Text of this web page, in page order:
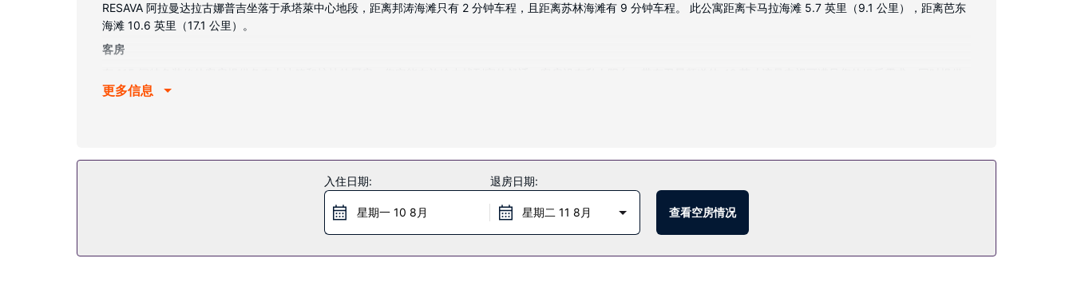
RESAVA 阿拉曼达拉古娜普吉坐落于承塔萊中心地段，距离邦涛海滩只有 2 分钟车程，且距离苏林海滩有 9 分钟车程。 此公寓距离卡马拉海滩 5.7 英里（9.1 公里），距离芭东
海滩 10.6 英里（17.1 公里）。
客房
免费无线网络，方便您与朋友保持联系。便利设施包括电话，以及保险箱和书桌。
其他设施
特色服务/设施包括干洗/洗衣服务、洗衣设施和前台保管箱。酒店设有收费的24 小时往返机场班车，此外还提供免费自助停车。
更多信息
入住日期:
星期一 10 8月
退房日期:
星期二 11 8月 查看空房情况